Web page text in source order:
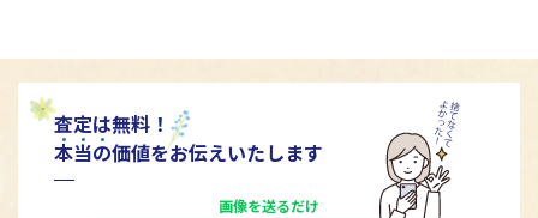
査定は無料！
本当の価値をお伝えいたします
画像を送るだけ